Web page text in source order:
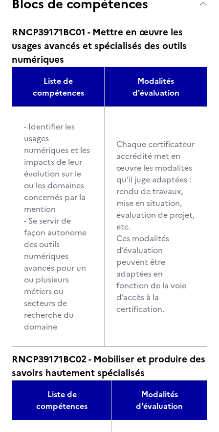
RNCP39171BC01 - Mettre en œuvre les
usages avancés et spécialisés des outils
numériques
Liste de
compétences
Modalités
d'évaluation
- Identifier les
usages
numériques et les
impacts de leur
évolution sur le
ou les domaines
concernés par la
mention
- Se servir de
façon autonome
des outils
numériques
avancés pour un
ou plusieurs
métiers ou
secteurs de
recherche du
domaine
Chaque certificateur
accrédité met en
œuvre les modalités
qu’il juge adaptées :
rendu de travaux,
mise en situation,
évaluation de projet,
etc.
Ces modalités
d’évaluation
peuvent être
adaptées en
fonction de la voie
d’accès à la
certification.
RNCP39171BC02 - Mobiliser et produire des
savoirs hautement spécialisés
Liste de
compétences
Modalités
d'évaluation